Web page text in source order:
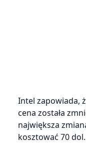
Intel zapowiada,
cena została
największa
kosztować 70